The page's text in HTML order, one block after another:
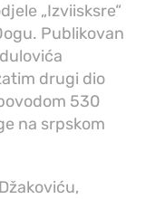
„Izviisksre“
Publikovan
drugi dio
530
na srpskom